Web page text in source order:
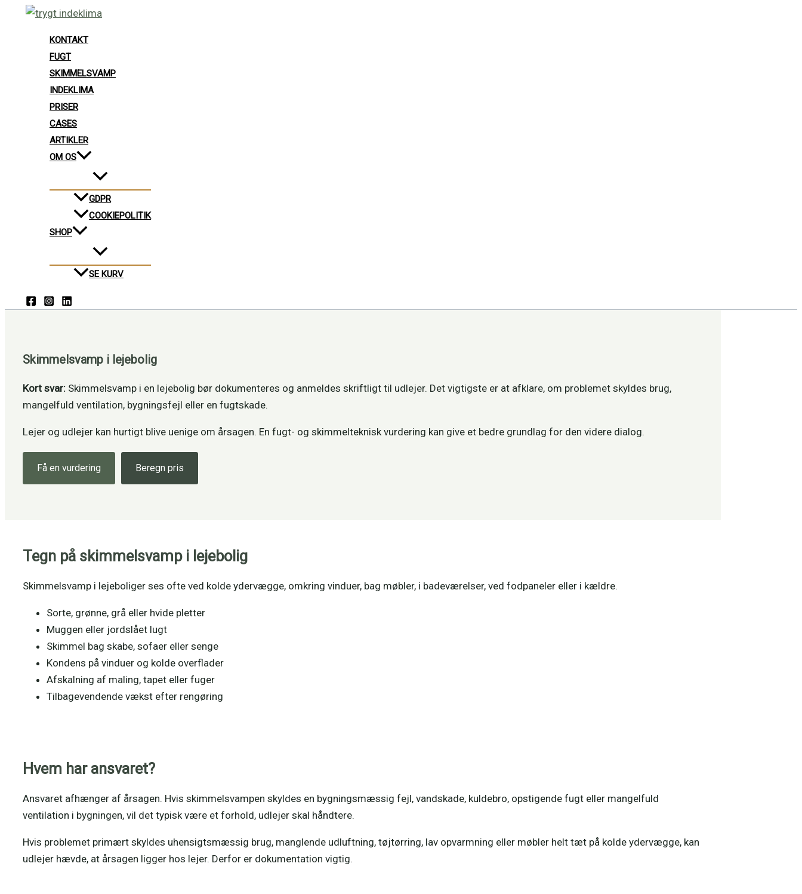
KONTAKT
FUGT
SKIMMELSVAMP
INDEKLIMA
PRISER
CASES
ARTIKLER
OM OS
GDPR
COOKIEPOLITIK
SHOP
SE KURV
Skimmelsvamp i lejebolig
Kort svar: Skimmelsvamp i en lejebolig bør dokumenteres og anmeldes skriftligt til udlejer. Det vigtigste er at afklare, om problemet skyldes brug,
mangelfuld ventilation, bygningsfejl eller en fugtskade.
Lejer og udlejer kan hurtigt blive uenige om årsagen. En fugt- og skimmelteknisk vurdering kan give et bedre grundlag for den videre dialog.
Få en vurdering Beregn pris
Tegn på skimmelsvamp i lejebolig
Skimmelsvamp i lejeboliger ses ofte ved kolde ydervægge, omkring vinduer, bag møbler, i badeværelser, ved fodpaneler eller i kældre.
Sorte, grønne, grå eller hvide pletter
Muggen eller jordslået lugt
Skimmel bag skabe, sofaer eller senge
Kondens på vinduer og kolde overflader
Afskalning af maling, tapet eller fuger
Tilbagevendende vækst efter rengøring
Hvem har ansvaret?
Ansvaret afhænger af årsagen. Hvis skimmelsvampen skyldes en bygningsmæssig fejl, vandskade, kuldebro, opstigende fugt eller mangelfuld
ventilation i bygningen, vil det typisk være et forhold, udlejer skal håndtere.
Hvis problemet primært skyldes uhensigtsmæssig brug, manglende udluftning, tøjtørring, lav opvarmning eller møbler helt tæt på kolde ydervægge, kan
udlejer hævde, at årsagen ligger hos lejer. Derfor er dokumentation vigtig.
Facebook